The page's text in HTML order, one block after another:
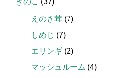
きのこ (37)
えのき茸 (7)
しめじ (7)
エリンギ (2)
マッシュルーム (4)